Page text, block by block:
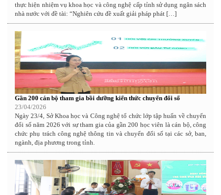
thực hiện nhiệm vụ khoa học và công nghệ cấp tỉnh sử dụng ngân sách
nhà nước với đề tài: “Nghiên cứu đề xuất giải pháp phát […]
Gần 200 cán bộ tham gia bồi dưỡng kiến thức chuyển đổi số
23/04/2026
Ngày 23/4, Sở Khoa học và Công nghệ tổ chức lớp tập huấn về chuyển
đổi số năm 2026 với sự tham gia của gần 200 học viên là cán bộ, công
chức phụ trách công nghệ thông tin và chuyển đổi số tại các sở, ban,
ngành, địa phương trong tỉnh.